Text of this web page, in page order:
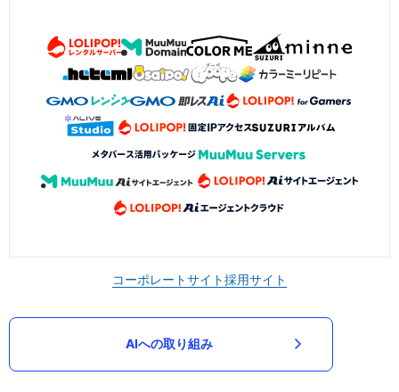
コーポレートサイト採用サイト
AIへの取り組み